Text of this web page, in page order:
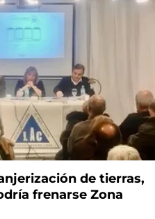
de tierras,
frenarse Zona